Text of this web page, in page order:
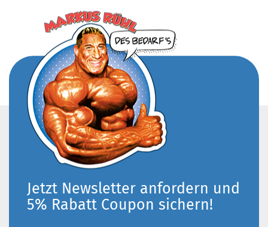
Jetzt Newsletter anfordern und
5% Rabatt Coupon sichern!